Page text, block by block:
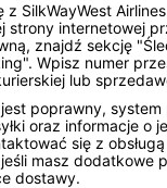
z SilkWayWest
strony internetowej
znajdź sekcję
Wpisz numer
lub
poprawny, system
oraz informacje o
się z
jeśli masz dodatkowe
dostawy.